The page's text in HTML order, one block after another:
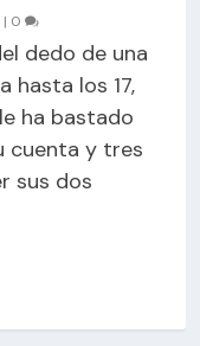
| 0
dedo de una
hasta los 17,
ha bastado
cuenta y tres
sus dos